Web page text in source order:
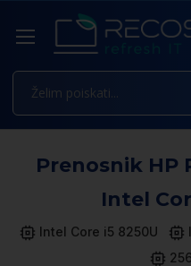
Prenosnik HP
Intel
Intel Core i5 8250U